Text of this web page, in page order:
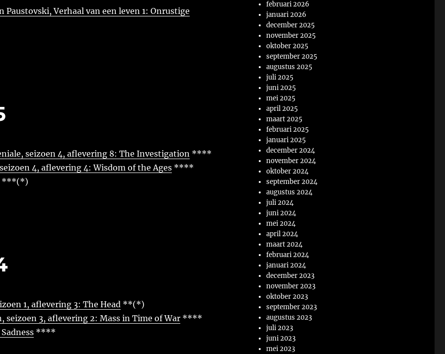
Paustovski, Verhaal van een leven 1: Onrustige
seizoen 4, aflevering 8: The Investigation****
4, aflevering 4: Wisdom of the Ages****
1, aflevering 3: The Head**(*)
seizoen 3, aflevering 2: Mass in Time of War****
****
februari 2026
januari 2026
december 2025
november 2025
oktober 2025
september 2025
augustus 2025
juli 2025
juni 2025
mei 2025
april 2025
maart 2025
februari 2025
januari 2025
december 2024
november 2024
oktober 2024
september 2024
augustus 2024
juli 2024
juni 2024
mei 2024
april 2024
maart 2024
februari 2024
januari 2024
december 2023
november 2023
oktober 2023
september 2023
augustus 2023
juli 2023
juni 2023
mei 2023